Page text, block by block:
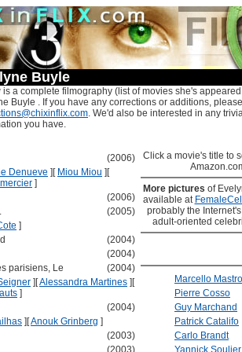
Buyle
is a complete filmography (list of movies she's
Buyle . If you have any corrections or additions,
. We'd also be interested in any
you have.
(2006)
Denueve ] [ Miou Miou ] [
]
(2006)
(2005)
]
(2004)
(2004)
parisiens, Le
(2004)
] [Alessandra Martines ] [
]
(2004)
] [Anouk Grinberg ]
(2003)
(2003)
Click a movie's title to
More pictures of
available at
probably the
adult-oriented
Marcello
Pierre Cosso
Guy Marchand
Patrick Catalifo
Carlo Brandt
Yannick Soulier